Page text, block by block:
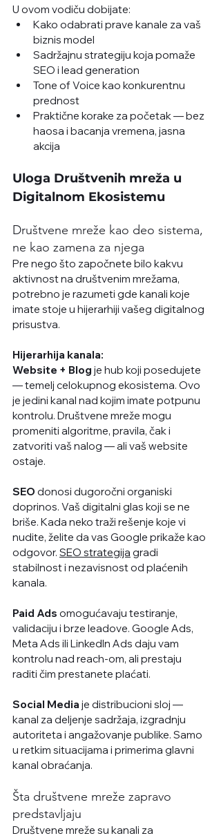
U ovom vodiču dobijate:
Kako odabrati prave kanale za vaš
biznis model
Sadržajnu strategiju koja pomaže
SEO i lead generation
Tone of Voice kao konkurentnu
prednost
Praktične korake za početak — bez
haosa i bacanja vremena, jasna
akcija
Uloga Društvenih mreža u
Digitalnom Ekosistemu
Društvene mreže kao deo sistema,
ne kao zamena za njega
Pre nego što započnete bilo kakvu
aktivnost na društvenim mrežama,
potrebno je razumeti gde kanali koje
imate stoje u hijerarhiji vašeg digitalnog
prisustva.
Hijerarhija kanala:
Website + Blog je hub koji posedujete
— temelj celokupnog ekosistema. Ovo
je jedini kanal nad kojim imate potpunu
kontrolu. Društvene mreže mogu
promeniti algoritme, pravila, čak i
zatvoriti vaš nalog — ali vaš website
ostaje.
SEO donosi dugoročni organiski
doprinos. Vaš digitalni glas koji se ne
briše. Kada neko traži rešenje koje vi
nudite, želite da vas Google prikaže kao
odgovor. SEO strategija gradi
stabilnost i nezavisnost od plaćenih
kanala.
Paid Ads omogućavaju testiranje,
validaciju i brze leadove. Google Ads,
Meta Ads ili LinkedIn Ads daju vam
kontrolu nad reach-om, ali prestaju
raditi čim prestanete plaćati.
Social Media je distribucioni sloj —
kanal za deljenje sadržaja, izgradnju
autoriteta i angažovanje publike. Samo
u retkim situacijama i primerima glavni
kanal obraćanja.
Šta društvene mreže zapravo
predstavljaju
Društvene mreže su kanali za